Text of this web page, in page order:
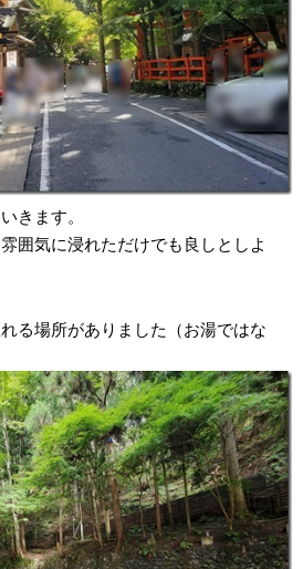
きます。
囲気に浸れただけでも良しとしよ
る場所がありました（お湯ではな